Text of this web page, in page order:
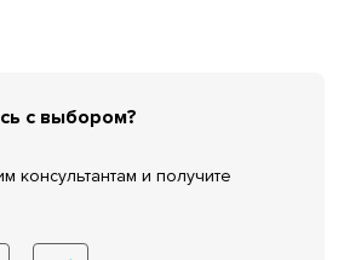
с выбором?
консультантам и получите